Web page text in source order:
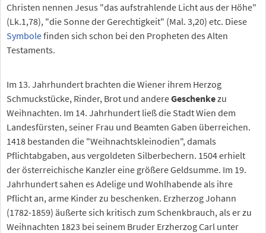
Christen nennen Jesus "das aufstrahlende Licht aus der Höhe"
(Lk.1,78), "die Sonne der Gerechtigkeit" (Mal. 3,20) etc. Diese
Symbolefinden sich schon bei den Propheten des Alten
Testaments.
Im 13. Jahrhundert brachten die Wiener ihrem Herzog
Schmuckstücke, Rinder, Brot und andereGeschenkezu
Weihnachten. Im 14. Jahrhundert ließ die Stadt Wien dem
Landesfürsten, seiner Frau und Beamten Gaben überreichen.
1418 bestanden die "Weihnachtskleinodien", damals
Pflichtabgaben, aus vergoldeten Silberbechern. 1504 erhielt
der österreichische Kanzler eine größere Geldsumme. Im 19.
Jahrhundert sahen es Adelige und Wohlhabende als ihre
Pflicht an, arme Kinder zu beschenken. Erzherzog Johann
(1782-1859) äußerte sich kritisch zum Schenkbrauch, als er zu
Weihnachten 1823 bei seinem Bruder Erzherzog Carl unter